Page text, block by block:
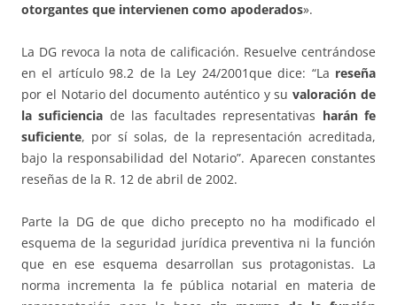
otorgantes que intervienen como apoderados».
La DG revoca la nota de calificación. Resuelve centrándose
en el artículo 98.2 de la Ley 24/2001que dice: “La reseña
por el Notario del documento auténtico y suvaloración de
la suficiencia de las facultades representativas harán fe
suficiente, por sí solas, de la representación acreditada,
bajo la responsabilidad del Notario”. Aparecen constantes
reseñas de la R. 12 de abril de 2002.
Parte la DG de que dicho precepto no ha modificado el
esquema de la seguridad jurídica preventiva ni la función
que en ese esquema desarrollan sus protagonistas. La
norma incrementa la fe pública notarial en materia de